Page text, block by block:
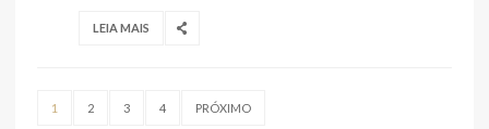
LEIA MAIS
1 2 3 4 PRÓXIMO